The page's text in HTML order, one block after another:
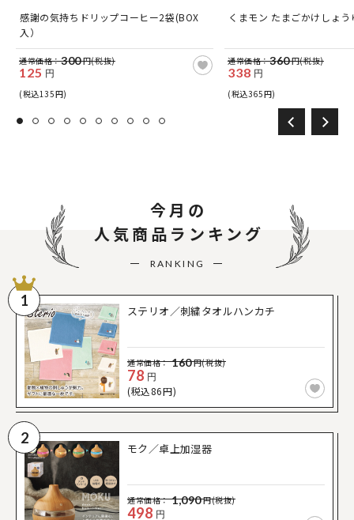
感謝の気持ちドリップコーヒー2袋(BOX
入）
通常価格：300円(税抜)
125 円
(税込135円)
くまモン たまごかけしょ
通常価格：360円(税抜)
338 円
(税込365円)
今月の
人気商品ランキング
RANKING
1
ステリオ／刺繍タオルハンカチ
通常価格： 160円(税抜)
78 円
(税込86円)
2
モク／卓上加湿器
通常価格： 1,090円(税抜)
498 円